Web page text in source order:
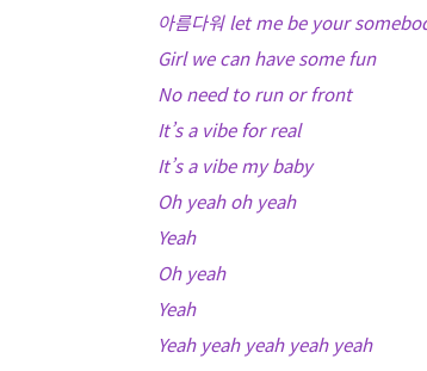
아름다워 let me be your
Girl we can have some fun
No need to run or front
It’s a vibe for real
It’s a vibe my baby
Oh yeah oh yeah
Yeah
Oh yeah
Yeah
Yeah yeah yeah yeah yeah